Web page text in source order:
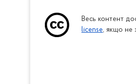
Весь контент
license, якщо не